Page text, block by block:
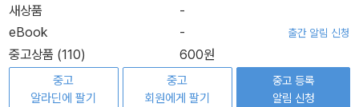
새상품
-
eBook
- 출간 알림 신청
중고상품 (110) 600원
중고
알라딘에 팔기
중고
회원에게 팔기
중고 등록
알림 신청